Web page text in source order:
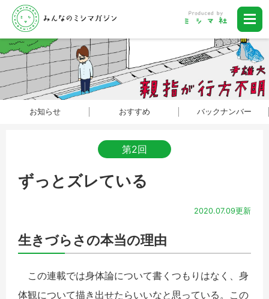
お知らせ おすすめ バックナンバー
第2回
ずっとズレている
2020.07.09更新
生きづらさの本当の理由
この連載では身体論について書くつもりはなく、身
体観について描き出せたらいいなと思っている。この